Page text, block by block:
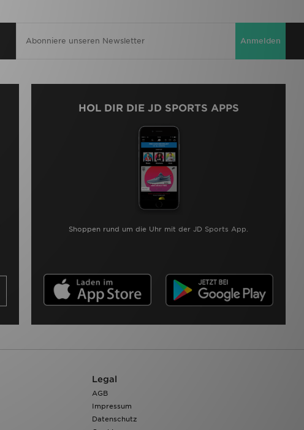
Anmelden
HOL DIR DIE JD SPORTS APPS
Shoppen rund um die Uhr mit der JD Sports App.
Legal
AGB
Impressum
Datenschutz